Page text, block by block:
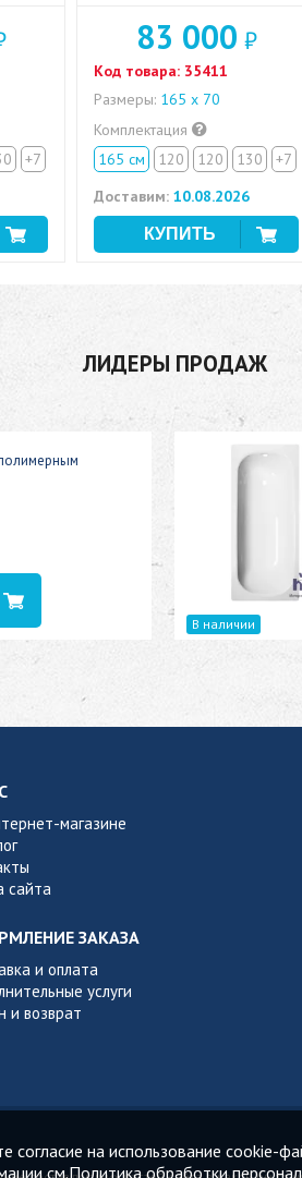
+7
83 000 ₽
Код товара: 35411
Размеры: 165 x 70
Комплектация
165 см
120 120 130
+7
Доставим: 10.08.2026
ЛИДЕРЫ ПРОДАЖ
В наличии
магазине
сайта
ЗАКАЗА
и оплата
услуги
и возврат
на использование cookie-
см.Политика обработки